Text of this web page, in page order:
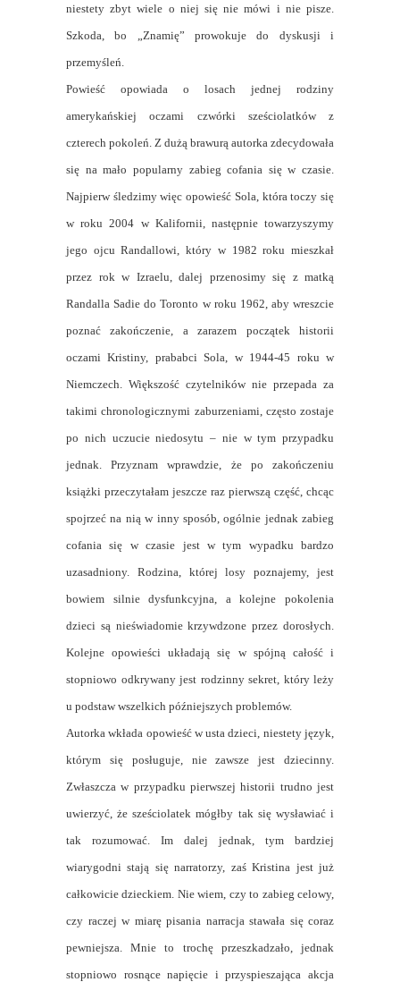
niestety zbyt wiele o niej się nie mówi i nie pisze.
Szkoda, bo „Znamię” prowokuje do dyskusji i
przemyśleń.
Powieść opowiada o losach jednej rodziny
amerykańskiej oczami czwórki sześciolatków z
czterech pokoleń. Z dużą brawurą autorka zdecydowała
się na mało popularny zabieg cofania się w czasie.
Najpierw śledzimy więc opowieść Sola, która toczy się
w roku 2004 w Kalifornii, następnie towarzyszymy
jego ojcu Randallowi, który w 1982 roku mieszkał
przez rok w Izraelu, dalej przenosimy się z matką
Randalla Sadie do Toronto w roku 1962, aby wreszcie
poznać zakończenie, a zarazem początek historii
oczami Kristiny, prababci Sola, w 1944-45 roku w
Niemczech. Większość czytelników nie przepada za
takimi chronologicznymi zaburzeniami, często zostaje
po nich uczucie niedosytu – nie w tym przypadku
jednak. Przyznam wprawdzie, że po zakończeniu
książki przeczytałam jeszcze raz pierwszą część, chcąc
spojrzeć na nią w inny sposób, ogólnie jednak zabieg
cofania się w czasie jest w tym wypadku bardzo
uzasadniony. Rodzina, której losy poznajemy, jest
bowiem silnie dysfunkcyjna, a kolejne pokolenia
dzieci są nieświadomie krzywdzone przez dorosłych.
Kolejne opowieści układają się w spójną całość i
stopniowo odkrywany jest rodzinny sekret, który leży
u podstaw wszelkich późniejszych problemów.
Autorka wkłada opowieść w usta dzieci, niestety język,
którym się posługuje, nie zawsze jest dziecinny.
Zwłaszcza w przypadku pierwszej historii trudno jest
uwierzyć, że sześciolatek mógłby tak się wysławiać i
tak rozumować. Im dalej jednak, tym bardziej
wiarygodni stają się narratorzy, zaś Kristina jest już
całkowicie dzieckiem. Nie wiem, czy to zabieg celowy,
czy raczej w miarę pisania narracja stawała się coraz
pewniejsza. Mnie to trochę przeszkadzało, jednak
stopniowo rosnące napięcie i przyspieszająca akcja